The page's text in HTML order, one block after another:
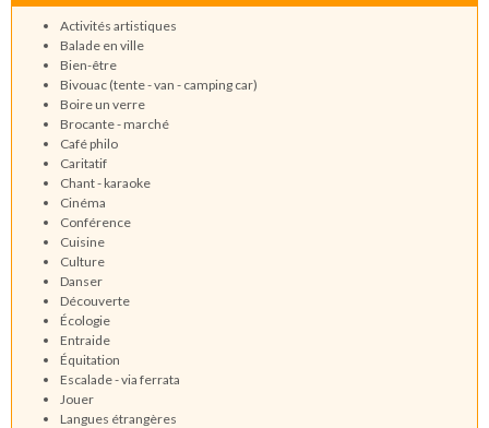
Activités artistiques
Balade en ville
Bien-être
Bivouac (tente - van - camping car)
Boire un verre
Brocante - marché
Café philo
Caritatif
Chant - karaoke
Cinéma
Conférence
Cuisine
Culture
Danser
Découverte
Écologie
Entraide
Équitation
Escalade - via ferrata
Jouer
Langues étrangères